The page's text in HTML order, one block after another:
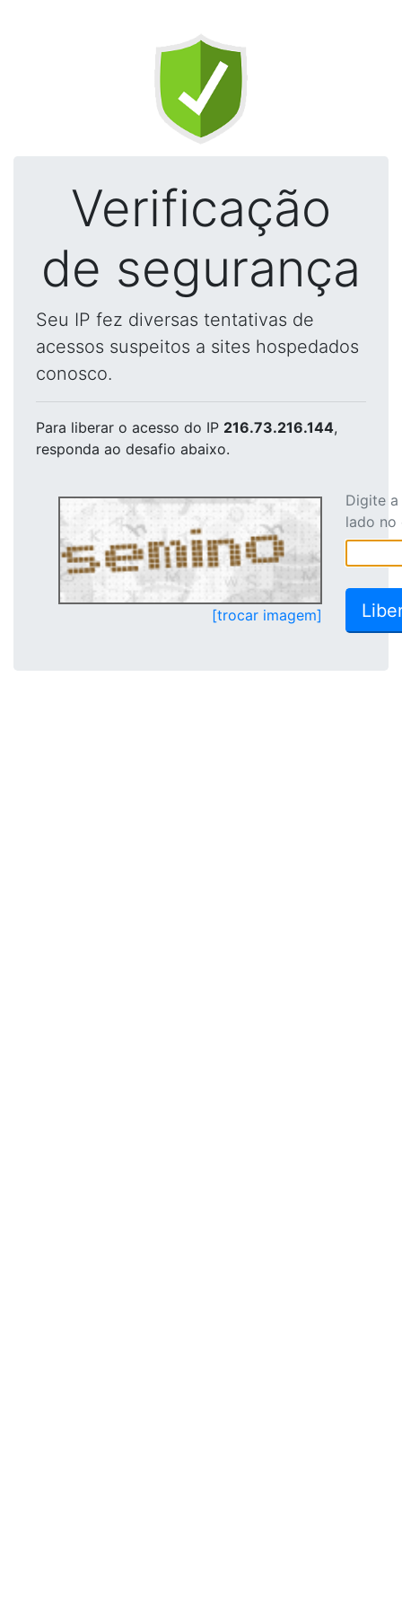
Verificação
de segurança
Seu IP fez diversas tentativas de
acessos suspeitos a sites hospedados
conosco.
Para liberar o acesso do IP 216.73.216.144,
responda ao desafio abaixo.
[trocar imagem]
Digite
lado no